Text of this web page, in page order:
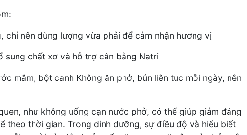
chỉ nên dùng lượng vừa phải để cảm nhận hương vị
sung chất xơ và hỗ trợ cân bằng Natri
mắm, bột canh Không ăn phở, bún liên tục mỗi ngày, nên
như không uống cạn nước phở, có thể giúp giảm đáng
theo thời gian. Trong dinh dưỡng, sự điều độ và hiểu biết